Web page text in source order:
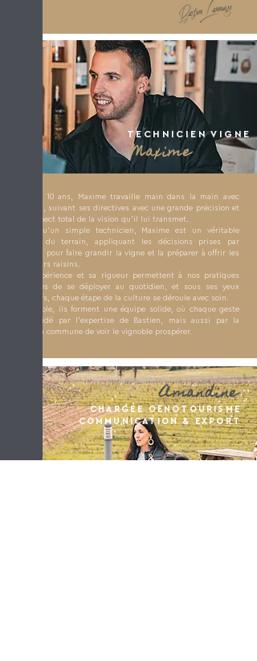
TECHNICIEN VIGNE
Maxime
Depuis 10 ans, Maxime travaille main dans la main avec
Bastien, suivant ses directives avec une grande précision et
un respect total de la vision qu’il lui transmet.
Plus qu’un simple technicien, Maxime est un véritable
acteur du terrain, appliquant les décisions prises par
Bastien pour faire grandir la vigne et la préparer à offrir les
meilleurs raisins.
Son expérience et sa rigueur permettent à nos pratiques
durables de se déployer au quotidien, et sous ses yeux
attentifs, chaque étape de la culture se déroule avec soin.
Ensemble, ils forment une équipe solide, où chaque geste
est guidé par l'expertise de Bastien, mais aussi par la
passion commune de voir le vignoble prospérer.
Amandine
CHARGÉE OENOTOURISME
COMMUNICATION & EXPORT